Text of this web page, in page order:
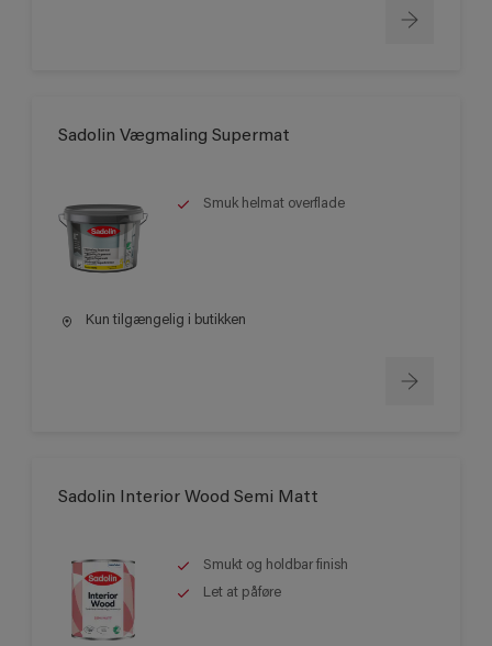
Sadolin Vægmaling Supermat
Smuk helmat overflade
Kun tilgængelig i butikken
Sadolin Interior Wood Semi Matt
Smukt og holdbar finish
Let at påføre